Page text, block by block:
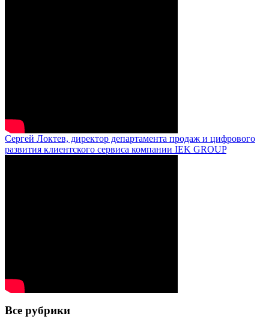
Сергей Локтев, директор департамента продаж и цифрового
развития клиентского сервиса компании IEK GROUP
Все рубрики